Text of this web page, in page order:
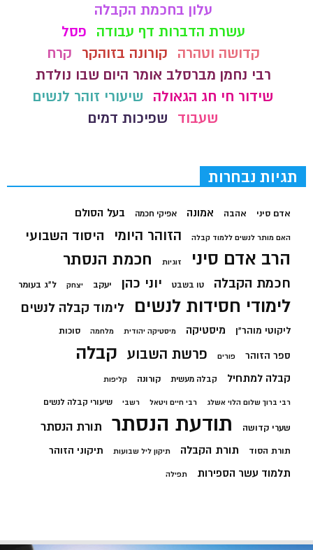
עלון בחכמת הקבלה
עשרת הדברות דף עבודה
פסל
קדושה וטהרה
קורונה בזוהקר
קרח
רבי נחמן מברסלב אומר היום שבו נולדת
שידור חי חג הגאולה
שיעורי זוהר לנשים
שעבוד
שפיכות דמים
תגיות נבחרות
אדם סיני אהבה אמונה אפיקי חכמה בעל הסולם
האם מותר לנשים ללמוד קבלה הזוהר היומי היסוד השבועי
הרב אדם סיני זוגיות חכמת הנסתר
חכמת הקבלה טו בשבט יוני כהן יעקב יצחק ל"ג בעומר
לימודי חסידות לנשים לימוד קבלה לנשים
ליקוטי מוהר"ן מיסטיקה מיסטיקה יהודית מלחמה סוכות
ספר הזוהר פורים פרשת השבוע קבלה
קבלה למתחיל קבלה מעשית קורונה קליפות
רבי ברוך שלום הלוי אשלג רבי חיים ויטאל רשבי שיעורי קבלה לנשים
שערי קדושה תודעת הנסתר תורת הנסתר
תורת הסוד תורת הקבלה תיקון ליל שבועות תיקוני הזוהר
תלמוד עשר הספירות תפילה